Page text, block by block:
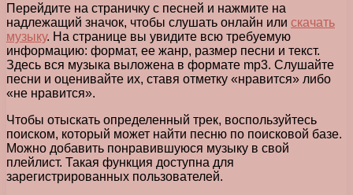
Перейдите на страничку с песней и нажмите на
надлежащий значок, чтобы слушать онлайн или скачать
музыку. На странице вы увидите всю требуемую
информацию: формат, ее жанр, размер песни и текст.
Здесь вся музыка выложена в формате mp3. Слушайте
песни и оценивайте их, ставя отметку «нравится» либо
«не нравится».
Чтобы отыскать определенный трек, воспользуйтесь
поиском, который может найти песню по поисковой базе.
Можно добавить понравившуюся музыку в свой
плейлист. Такая функция доступна для
зарегистрированных пользователей.